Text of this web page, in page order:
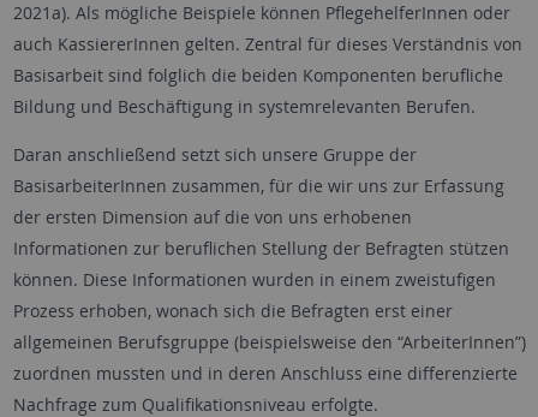
2021a). Als mögliche Beispiele können PflegehelferInnen oder
auch KassiererInnen gelten. Zentral für dieses Verständnis von
Basisarbeit sind folglich die beiden Komponenten berufliche
Bildung und Beschäftigung in systemrelevanten Berufen.
Daran anschließend setzt sich unsere Gruppe der
BasisarbeiterInnen zusammen, für die wir uns zur Erfassung
der ersten Dimension auf die von uns erhobenen
Informationen zur beruflichen Stellung der Befragten stützen
können. Diese Informationen wurden in einem zweistufigen
Prozess erhoben, wonach sich die Befragten erst einer
allgemeinen Berufsgruppe (beispielsweise den “ArbeiterInnen”)
zuordnen mussten und in deren Anschluss eine differenzierte
Nachfrage zum Qualifikationsniveau erfolgte.